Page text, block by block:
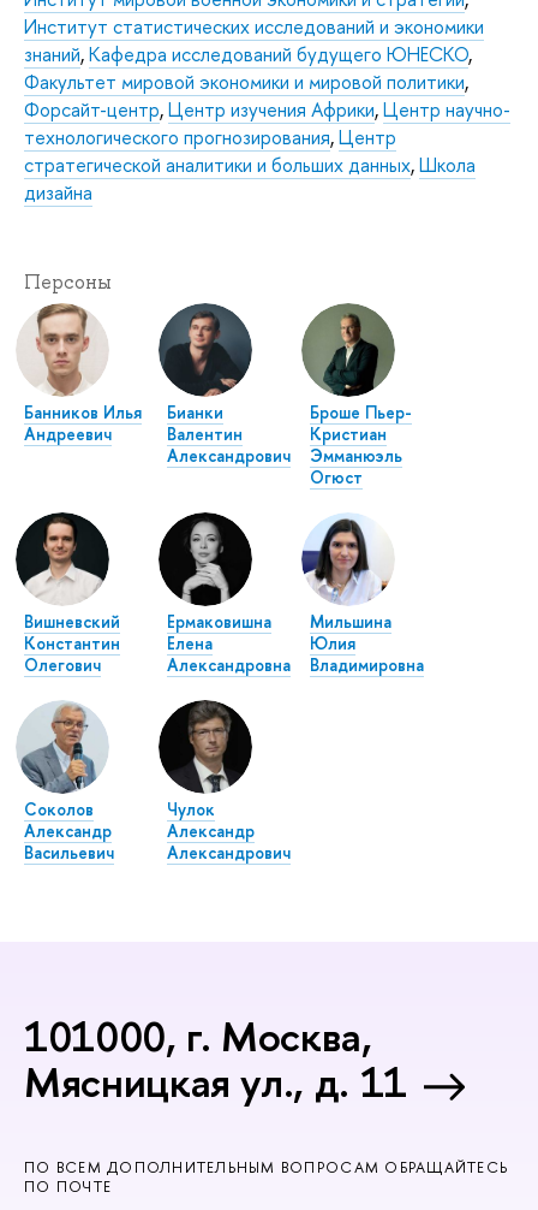
Институт статистических исследований и экономики
знаний,Кафедра исследований будущего ЮНЕСКО,
Факультет мировой экономики и мировой политики,
Форсайт-центр,Центр изучения Африки,Центр научно-
технологического прогнозирования,Центр
стратегической аналитики и больших данных,Школа
дизайна
Персоны
Банников Илья
Андреевич
Бианки
Валентин
Александрович
Броше Пьер-
Кристиан
Эмманюэль
Огюст
Вишневский
Константин
Олегович
Ермаковишна
Елена
Александровна
Мильшина
Юлия
Владимировна
Соколов
Александр
Васильевич
Чулок
Александр
Александрович
101000, г. Москва,
Мясницкая ул., д. 11
ПО ВСЕМ ДОПОЛНИТЕЛЬНЫМ ВОПРОСАМ ОБРАЩАЙТЕСЬ
ПО ПОЧТЕ